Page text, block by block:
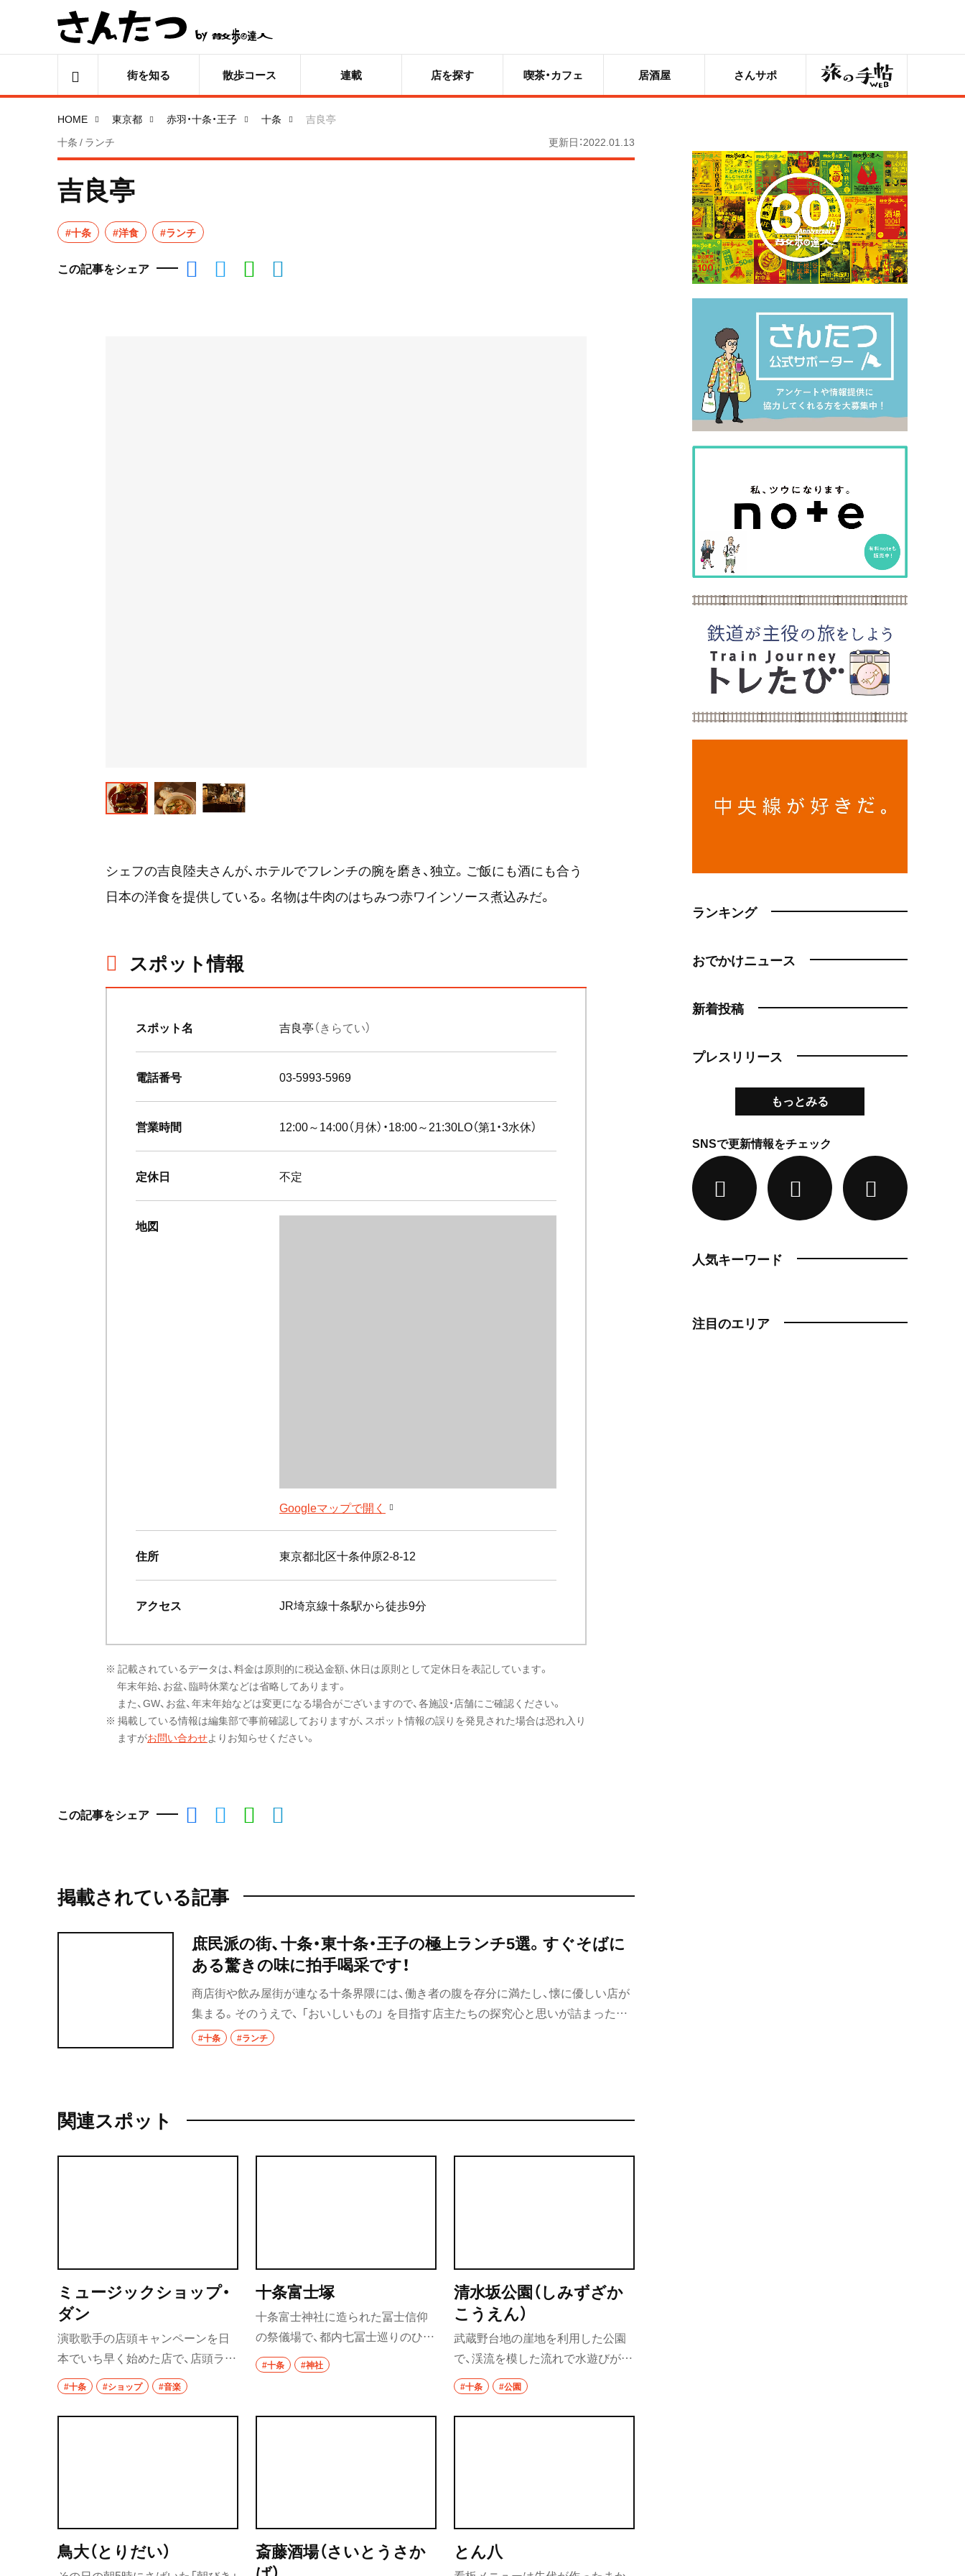
街を知る 散歩コース 連載 店を探す 喫茶・カフェ 居酒屋 さんサポ 旅の手帖
HOME 東京都 赤羽・十条・王子 十条
吉良亭
十条 / ランチ
更新日：2022.01.13
吉良亭
#十条 #洋食 #ランチ
この記事をシェア
シェフの吉良陸夫さんが、ホテルでフレンチの腕を磨き、独立。ご飯にも酒にも合う
日本の洋食を提供している。名物は牛肉のはちみつ赤ワインソース煮込みだ。
スポット情報
スポット名 吉良亭（きらてい）
電話番号 03-5993-5969
営業時間 12:00～14:00（月休）・18:00～21:30LO（第1・3水休）
定休日 不定
地図
Googleマップで開く
住所 東京都北区十条仲原2-8-12
アクセス JR埼京線十条駅から徒歩9分
※ 記載されているデータは、料金は原則的に税込金額、休日は原則として定休日を表記しています。
年末年始、お盆、臨時休業などは省略してあります。
また、GW、お盆、年末年始などは変更になる場合がございますので、各施設・店舗にご確認ください。
※ 掲載している情報は編集部で事前確認しておりますが、スポット情報の誤りを発見された場合は恐れ入り
ますがお問い合わせよりお知らせください。
この記事をシェア
掲載されている記事
庶民派の街、十条・東十条・王子の極上ランチ5選。すぐそばに
ある驚きの味に拍手喝采です！
商店街や飲み屋街が連なる十条界隈には、働き者の腹を存分に満たし、懐に優しい店が
集まる。そのうえで、 「おいしいもの」 を目指す店主たちの探究心と思いが詰まった一
皿には驚きだ！ ランチにぴったりな、拍手喝采を送りたい5店をピックアップした。
#十条 #ランチ
関連スポット
ミュージックショップ・
ダン
演歌歌手の店頭キャンペーンを日
本でいち早く始めた店で、店頭ライ
ブは演歌歌手の登竜門ともなって
いる。店内のポスターや写真には、
訪れた歌手のサインがたくさん。
#十条 #ショップ #音楽
十条富士塚
十条富士神社に造られた冨士信仰
の祭儀場で、都内七冨士巡りのひと
つ。毎年6月30日・7月1日の富士山
の山開きに合わせて、大祭（お冨士
#十条 #神社
清水坂公園（しみずざか
こうえん）
武蔵野台地の崖地を利用した公園
で、渓流を模した流れで水遊びがで
きる。芝生広場や長さ52ｍのロー
ラーコースターのほか、昆虫、植物、
魚などを展示・飼育している自然ふ
#十条 #公園
鳥大（とりだい）
斎藤酒場（さいとうさか
とん八
ランキング
おでかけニュース
新着投稿
プレスリリース
もっとみる
SNSで更新情報をチェック
人気キーワード
注目のエリア